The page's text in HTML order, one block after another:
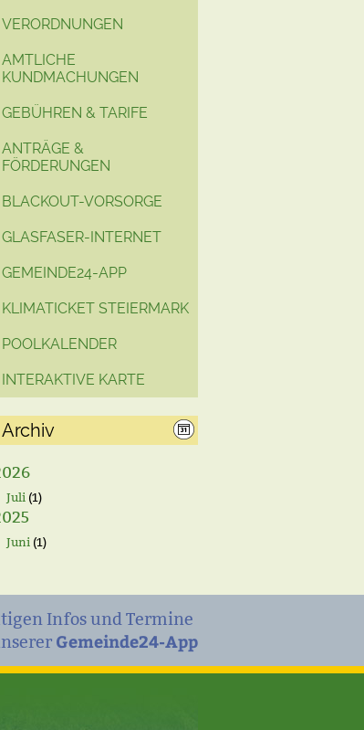
VERORDNUNGEN
AMTLICHE
KUNDMACHUNGEN
GEBÜHREN & TARIFE
ANTRÄGE &
FÖRDERUNGEN
BLACKOUT-VORSORGE
GLASFASER-INTERNET
GEMEINDE24-APP
KLIMATICKET STEIERMARK
POOLKALENDER
INTERAKTIVE KARTE
Archiv
Juli (1)
Juni (1)
Infos und Termine
Gemeinde24-App